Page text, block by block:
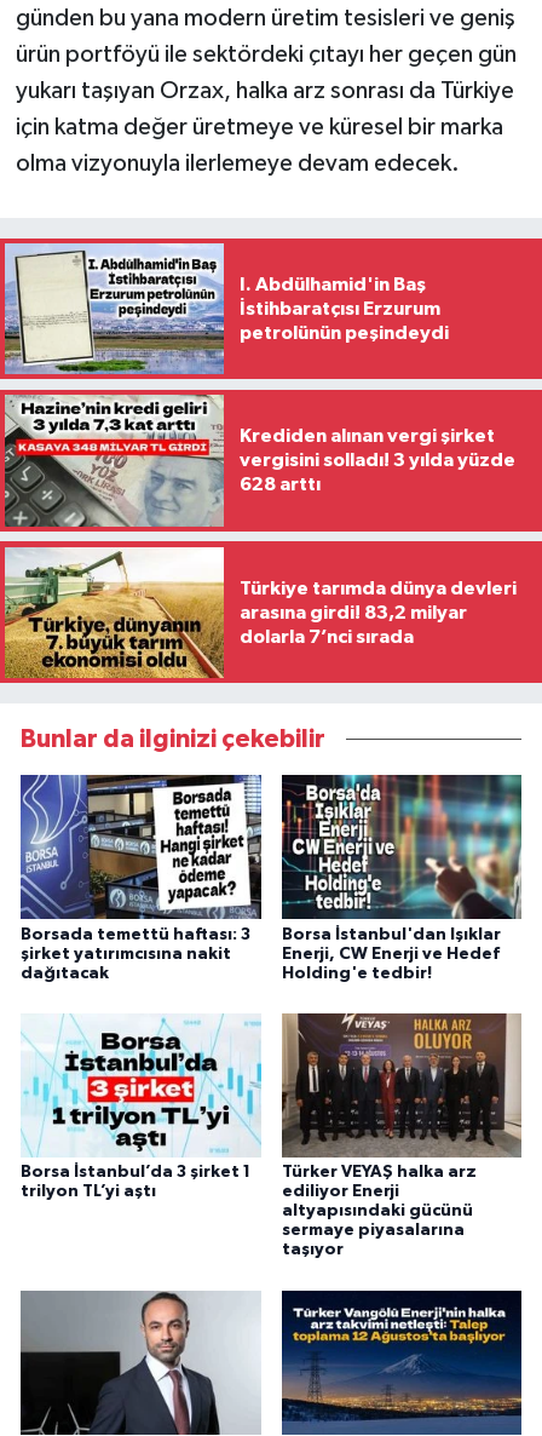
günden bu yana modern üretim tesisleri ve geniş
ürün portföyü ile sektördeki çıtayı her geçen gün
yukarı taşıyan Orzax, halka arz sonrası da Türkiye
için katma değer üretmeye ve küresel bir marka
olma vizyonuyla ilerlemeye devam edecek.
I. Abdülhamid'in Baş
İstihbaratçısı Erzurum
petrolünün peşindeydi
Krediden alınan vergi şirket
vergisini solladı! 3 yılda yüzde
628 arttı
Türkiye tarımda dünya devleri
arasına girdi! 83,2 milyar
dolarla 7’nci sırada
Bunlar da ilginizi çekebilir
Borsada temettü haftası: 3
şirket yatırımcısına nakit
dağıtacak
Borsa İstanbul'dan Işıklar
Enerji, CW Enerji ve Hedef
Holding'e tedbir!
Borsa İstanbul’da 3 şirket 1
trilyon TL’yi aştı
Türker VEYAŞ halka arz
ediliyor Enerji
altyapısındaki gücünü
sermaye piyasalarına
taşıyor